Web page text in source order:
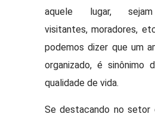
aquele lugar, sejam
visitantes, moradores,
podemos dizer que um
organizado, é sinônimo
qualidade de vida.
Se destacando no setor